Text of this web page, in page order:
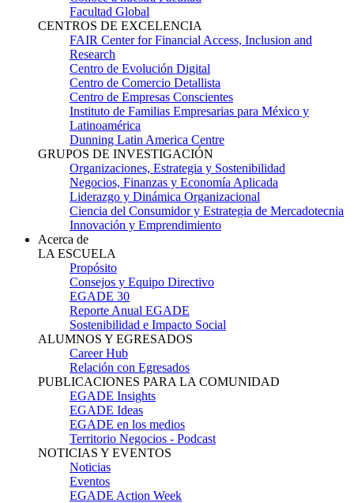
Facultad Global
CENTROS DE EXCELENCIA
FAIR Center for Financial Access, Inclusion and
Research
Centro de Evolución Digital
Centro de Comercio Detallista
Centro de Empresas Conscientes
Instituto de Familias Empresarias para México y
Latinoamérica
Dunning Latin America Centre
GRUPOS DE INVESTIGACIÓN
Organizaciones, Estrategia y Sostenibilidad
Negocios, Finanzas y Economía Aplicada
Liderazgo y Dinámica Organizacional
Ciencia del Consumidor y Estrategia de Mercadotecnia
Innovación y Emprendimiento
Acerca de
LA ESCUELA
Propósito
Consejos y Equipo Directivo
EGADE 30
Reporte Anual EGADE
Sostenibilidad e Impacto Social
ALUMNOS Y EGRESADOS
Career Hub
Relación con Egresados
PUBLICACIONES PARA LA COMUNIDAD
EGADE Insights
EGADE Ideas
EGADE en los medios
Territorio Negocios - Podcast
NOTICIAS Y EVENTOS
Noticias
Eventos
EGADE Action Week